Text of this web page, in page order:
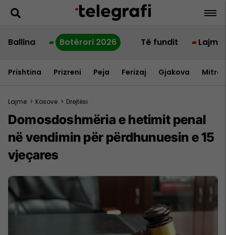
Ballina Botërori 2026 Të fundit Lajme
Prishtina Prizreni Peja Ferizaj Gjakova
Lajme > Kosove > Drejtësi
Domosdoshmëria e hetimit penal
në vendimin për përdhunuesin e 15
vjeçares